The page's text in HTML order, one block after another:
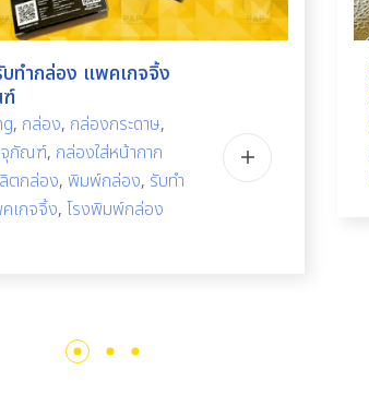
ทำกล่อง แพคเกจจิ้ง
, กล่อง, กล่องกระดาษ,
จุภัณฑ์, กล่องใส่หน้ากาก
ตกล่อง, พิมพ์กล่อง, รับทำ
เกจจิ้ง, โรงพิมพ์กล่อง